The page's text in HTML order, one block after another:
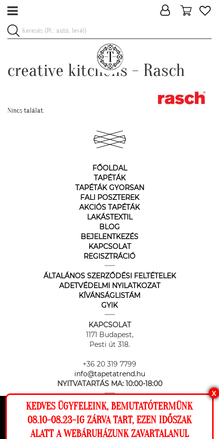
Ez a weboldal cookie-kat használ, hogy a
lehető legjobb élményt nyújtsa honlapunkon.
creative kitchens - Rasch
Nincs találat.
FŐOLDAL
TAPÉTÁK
TAPÉTÁK GYORSAN
FALI POSZTEREK
AKCIÓS TAPÉTÁK
LAKÁSTEXTIL
BLOG
BEJELENTKEZÉS
KAPCSOLAT
REGISZTRÁCIÓ
ÁLTALÁNOS SZERZŐDÉSI FELTÉTELEK
ADETVÉDELMI NYILATKOZAT
KÍVÁNSÁGLISTÁM
GYIK
KAPCSOLAT
1171 Budapest,
Pesti út 318.
+36 20 319 7799
info@tapetatrend.hu
NYITVATARTÁS MA: 10:00-18:00
X
KEDVES ÜGYFELEINK, BEMUTATÓTERMÜNK
08.10-08.23-IG ZÁRVA TART, EZEN IDŐSZAK
ALATT A WEBÁRUHÁZUNK ZAVARTALANUL